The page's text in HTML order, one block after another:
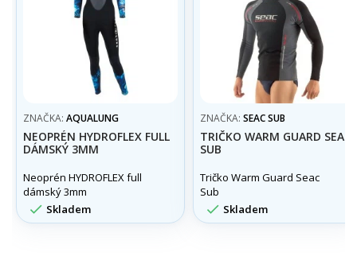
ZNAČKA: AQUALUNG
NEOPRÉN HYDROFLEX FULL
DÁMSKÝ 3MM
Neoprén HYDROFLEX full
dámský 3mm
 Skladem
ZNAČKA: SEAC SUB
TRIČKO WARM GUARD SEAC
SUB
Tričko Warm Guard Seac
Sub
 Skladem